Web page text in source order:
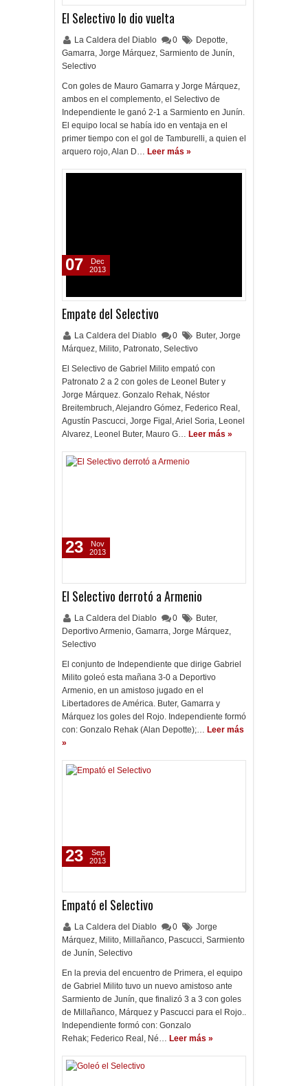
El Selectivo lo dio vuelta
La Caldera del Diablo 0 Depotte,
Gamarra, Jorge Márquez, Sarmiento de Junín,
Selectivo
Con goles de Mauro Gamarra y Jorge Márquez,
ambos en el complemento, el Selectivo de
Independiente le ganó 2-1 a Sarmiento en Junín.
El equipo local se había ido en ventaja en el
primer tiempo con el gol de Tamburelli, a quien el
arquero rojo, Alan D… Leer más »
Empate del Selectivo
La Caldera del Diablo 0 Buter, Jorge
Márquez, Milito, Patronato, Selectivo
El Selectivo de Gabriel Milito empató con
Patronato 2 a 2 con goles de Leonel Buter y
Jorge Márquez. Gonzalo Rehak, Néstor
Breitembruch, Alejandro Gómez, Federico Real,
Agustín Pascucci, Jorge Figal, Ariel Soria, Leonel
Alvarez, Leonel Buter, Mauro G… Leer más »
07
Dec
2013
El Selectivo derrotó a Armenio
La Caldera del Diablo 0 Buter,
Deportivo Armenio, Gamarra, Jorge Márquez,
Selectivo
El conjunto de Independiente que dirige Gabriel
Milito goleó esta mañana 3-0 a Deportivo
Armenio, en un amistoso jugado en el
Libertadores de América. Buter, Gamarra y
Márquez los goles del Rojo. Independiente formó
con: Gonzalo Rehak (Alan Depotte);… Leer más
»
23
Nov
2013
Empató el Selectivo
La Caldera del Diablo 0
Jorge
Márquez, Milito, Millañanco, Pascucci, Sarmiento
de Junín, Selectivo
En la previa del encuentro de Primera, el equipo
de Gabriel Milito tuvo un nuevo amistoso ante
Sarmiento de Junín, que finalizó 3 a 3 con goles
de Millañanco, Márquez y Pascucci para el Rojo..
Independiente formó con: Gonzalo
Rehak; Federico Real, Né… Leer más »
23
Sep
2013